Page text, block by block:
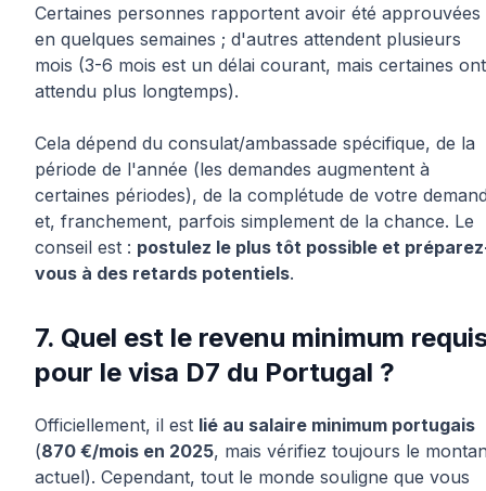
Certaines personnes rapportent avoir été approuvées
en quelques semaines ; d'autres attendent plusieurs
mois (3-6 mois est un délai courant, mais certaines ont
attendu plus longtemps).
Cela dépend du consulat/ambassade spécifique, de la
période de l'année (les demandes augmentent à
certaines périodes), de la complétude de votre
et, franchement, parfois simplement de la chance. Le
conseil est : postulez le plus tôt possible et
vous à des retards potentiels.
7. Quel est le revenu minimum
pour le visa D7 du Portugal ?
Officiellement, il est lié au salaire minimum portugais
(870 €/mois en 2025, mais vérifiez toujours le
actuel). Cependant, tout le monde souligne que vous